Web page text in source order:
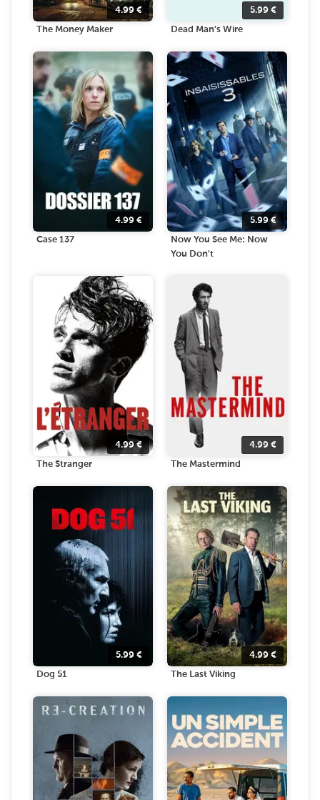
4.99 €
The Money Maker
5.99 €
Dead Man's Wire
4.99 €
Case 137
5.99€
Now You See Me: Now
You Don't
4.99€
The Stranger
4.99 €
The Mastermind
5.99 €
Dog 51
4.99 €
The Last Viking